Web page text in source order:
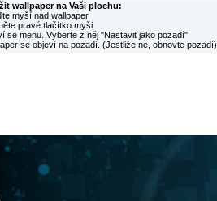
wallpaper na Vaši plochu:
myší nad wallpaper
pravé tlačítko myši
se menu. Vyberte z něj "Nastavit jako pozadí"
se objeví na pozadí. (Jestliže ne, obnovte pozadí)